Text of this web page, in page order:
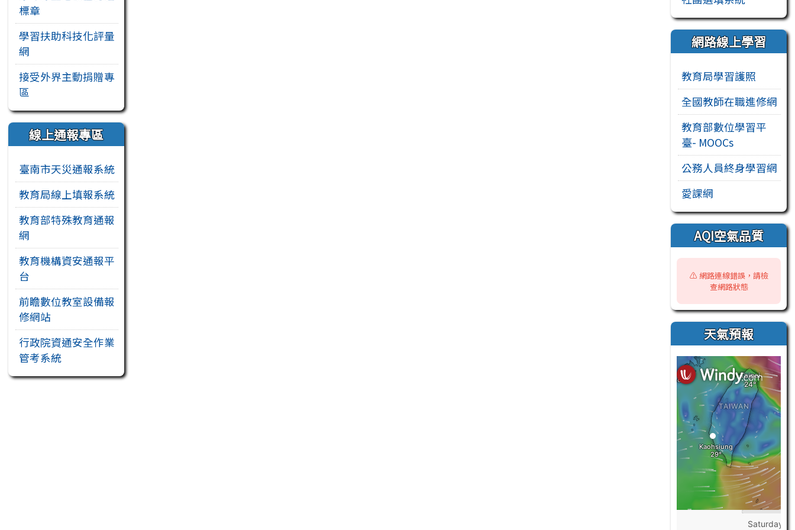
標章
學習扶助科技化評量
網
接受外界主動捐贈專
區
線上通報專區
臺南市天災通報系統
教育局線上填報系統
教育部特殊教育通報
網
教育機構資安通報平
台
前瞻數位教室設備報
修網站
行政院資通安全作業
管考系統
網路線上學習
教育局學習護照
全國教師在職進修網
教育部數位學習平
臺- MOOCs
公務人員終身學習網
愛課網
AQI空氣品質
⚠️ 網路連線錯誤，請檢
查網路狀態
天氣預報